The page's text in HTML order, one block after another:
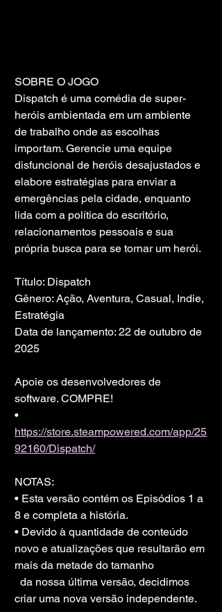
SOBRE O JOGO
Dispatch é uma comédia de super-
heróis ambientada em um ambiente
de trabalho onde as escolhas
importam. Gerencie uma equipe
disfuncional de heróis desajustados e
elabore estratégias para enviar a
emergências pela cidade, enquanto
lida com a política do escritório,
relacionamentos pessoais e sua
própria busca para se tornar um herói.
Título: Dispatch
Gênero: Ação, Aventura, Casual, Indie,
Estratégia
Data de lançamento: 22 de outubro de
2025
Apoie os desenvolvedores de
software. COMPRE!
•
https://store.steampowered.com/app/25
92160/Dispatch/
NOTAS:
• Esta versão contém os Episódios 1 a
8 e completa a história.
• Devido à quantidade de conteúdo
novo e atualizações que resultarão em
mais da metade do tamanho
criar uma nova versão independente.